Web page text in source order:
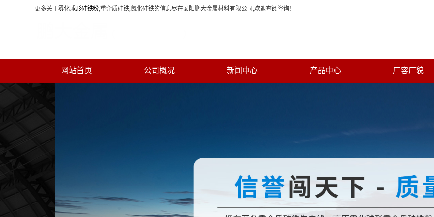
更多关于雾化球形硅铁粉,重介质硅铁,氮化硅铁的信息尽在安阳鹏大金属材料有限公司,欢迎查阅咨询!
网站首页 公司概况 新闻中心 产品中心 厂容厂貌